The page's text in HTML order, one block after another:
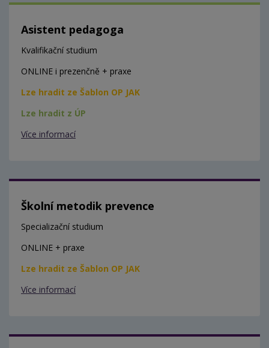
Asistent pedagoga
Kvalifikační studium
ONLINE i prezenčně + praxe
Lze hradit ze Šablon OP JAK
Lze hradit z ÚP
Více informací
Školní metodik prevence
Specializační studium
ONLINE + praxe
Lze hradit ze Šablon OP JAK
Více informací